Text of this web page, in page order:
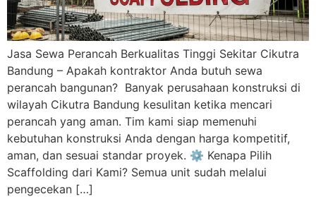
Jasa Sewa Perancah Berkualitas Tinggi Sekitar Cikutra
Bandung – Apakah kontraktor Anda butuh sewa
perancah bangunan? Banyak perusahaan konstruksi di
wilayah Cikutra Bandung kesulitan ketika mencari
perancah yang aman. Tim kami siap memenuhi
kebutuhan konstruksi Anda dengan harga kompetitif,
aman, dan sesuai standar proyek. ⚙️ Kenapa Pilih
Scaffolding dari Kami? Semua unit sudah melalui
pengecekan […]